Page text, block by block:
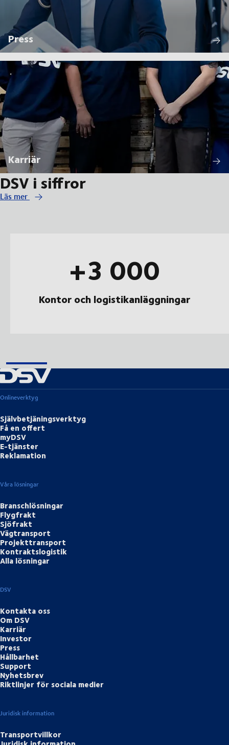
Press
Karriär
DSV i siffror
Läs mer
+3 000
Kontor och logistikanläggningar
Onlineverktyg
Självbetjäningsverktyg
Få en offert
myDSV
E-tjänster
Reklamation
Våra lösningar
Branschlösningar
Flygfrakt
Sjöfrakt
Vägtransport
Projekttransport
Kontraktslogistik
Alla lösningar
DSV
Kontakta oss
Om DSV
Karriär
Investor
Press
Hållbarhet
Support
Nyhetsbrev
Riktlinjer för sociala medier
Juridisk information
Transportvillkor